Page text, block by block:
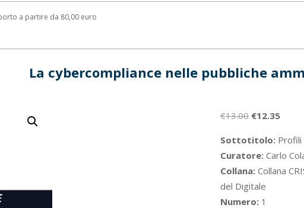
a partire da 80,00 euro
La cybercompliance nelle pubbliche
€13.00 Il
originale
era:
€13.00.
€12.35Il
è:
Sottotitolo:Profili
Curatore: Carlo
Collana:Collana
del Digitale
Numero: 1